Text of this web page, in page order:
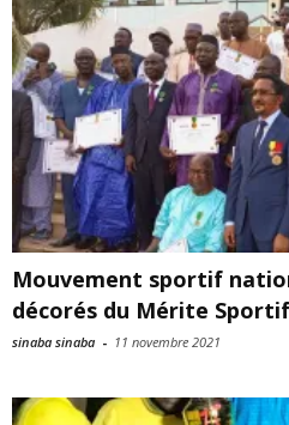
Mouvement sportif
décorés du Mérite Sportif
sinaba sinaba - 11 novembre 2021